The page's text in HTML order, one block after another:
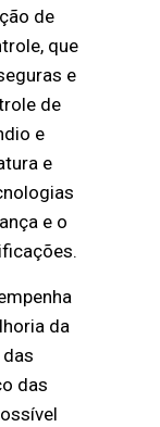
de
que
e
de
e
e
e o
da
das